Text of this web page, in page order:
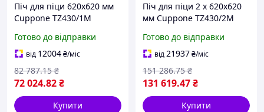
Піч для піци 620х620 мм
Cuppone TZ430/1M
Готово до відправки
від 12004₴/міс
72 024.82₴
82 787.15 ₴
Купити
Піч для піци 2 х 620х620
мм Cuppone TZ430/2M
Готово до відправки
від21937₴/міс
131 619.47₴
151 286.75 ₴
Купити